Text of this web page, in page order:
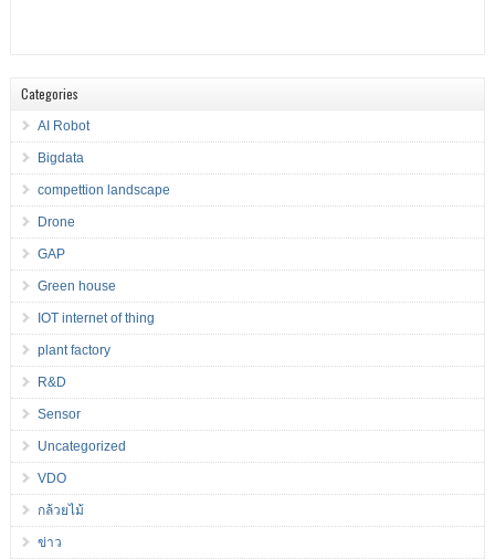
Categories
AI Robot
Bigdata
compettion landscape
Drone
GAP
Green house
IOT internet of thing
plant factory
R&D
Sensor
Uncategorized
VDO
กล้วยไม้
ข่าว